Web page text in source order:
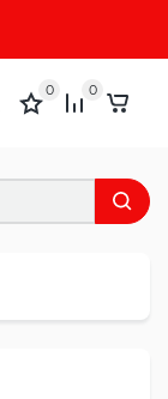
0 0